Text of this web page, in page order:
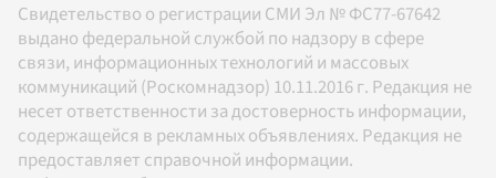
Свидетельство о регистрации СМИ Эл № ФС77-67642
выдано федеральной службой по надзору в сфере
связи, информационных технологий и массовых
коммуникаций (Роскомнадзор) 10.11.2016 г. Редакция не
несет ответственности за достоверность информации,
содержащейся в рекламных объявлениях. Редакция не
предоставляет справочной информации.